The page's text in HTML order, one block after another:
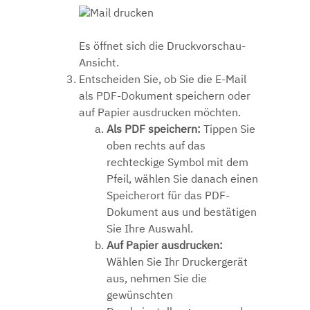
Es öffnet sich die Druckvorschau-
Ansicht.
Entscheiden Sie, ob Sie die E-Mail
als PDF-Dokument speichern oder
auf Papier ausdrucken möchten.
Als PDF speichern: Tippen Sie
oben rechts auf das
rechteckige Symbol mit dem
Pfeil, wählen Sie danach einen
Speicherort für das PDF-
Dokument aus und bestätigen
Sie Ihre Auswahl.
Auf Papier ausdrucken:
Wählen Sie Ihr Druckergerät
aus, nehmen Sie die
gewünschten